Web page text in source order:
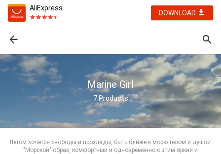
AliExpress
DOWNLOAD
Marine Girl
7Products
Летом хочется свободы и прохлады, быть ближе к морю телом и душой.
"Морской" образ, комфортный и одновременно с этим яркий и